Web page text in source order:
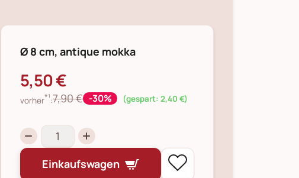
Ø 8 cm, antique mokka
5,50 €
vorher*¹:7,90 € -30% (gespart: 2,40 €)
Einkaufswagen